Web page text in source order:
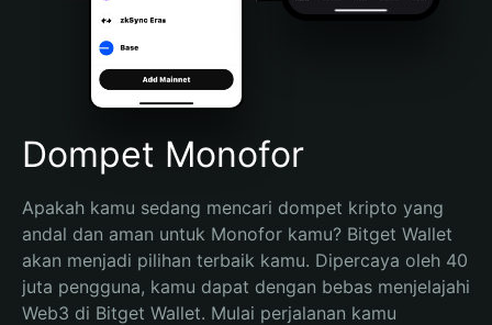
Português (Brasil)
Español (Argentina)
Dompet Monofor
Apakah kamu sedang mencari dompet kripto yang
andal dan aman untuk Monofor kamu? Bitget Wallet
akan menjadi pilihan terbaik kamu. Dipercaya oleh 40
juta pengguna, kamu dapat dengan bebas menjelajahi
Web3 di Bitget Wallet. Mulai perjalanan kamu